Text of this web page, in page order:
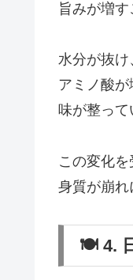
旨みが増す
水分が抜け
アミノ酸が
味が整って
この変化を
身質が崩れ
🍽️ 4.